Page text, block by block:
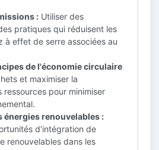
: Utiliser des
pratiques qui réduisent les
à effet de serre associées au
de l'économie circulaire
et maximiser la
ressources pour minimiser
énergies renouvelables :
d'intégration de
renouvelables dans les